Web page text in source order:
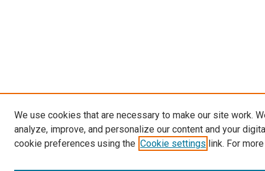
We use cookies that are necessary to make our site work.
analyze, improve, and personalize our content and your
cookie preferences using the Cookie settings link. For